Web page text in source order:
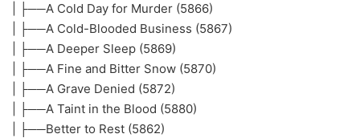
| ├──A Cold Day for Murder (5866)
| ├──A Cold-Blooded Business (5867)
| ├──A Deeper Sleep (5869)
| ├──A Fine and Bitter Snow (5870)
| ├──A Grave Denied (5872)
| ├──A Taint in the Blood (5880)
| ├──Better to Rest (5862)